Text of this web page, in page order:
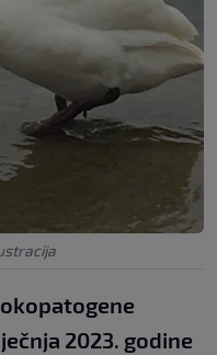
2023. godine